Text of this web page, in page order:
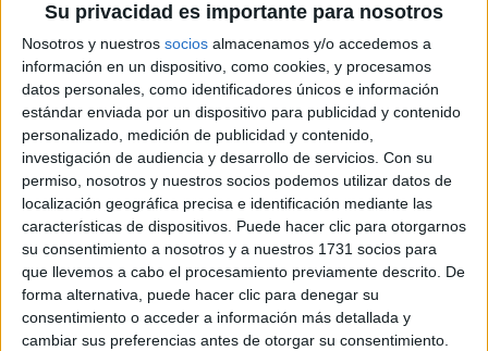
Su privacidad es importante para nosotros
Nosotros y nuestros socios almacenamos y/o accedemos a
información en un dispositivo, como cookies, y procesamos
datos personales, como identificadores únicos e información
estándar enviada por un dispositivo para publicidad y contenido
personalizado, medición de publicidad y contenido,
investigación de audiencia y desarrollo de servicios. Con su
permiso, nosotros y nuestros socios podemos utilizar datos de
localización geográfica precisa e identificación mediante las
características de dispositivos. Puede hacer clic para otorgarnos
su consentimiento a nosotros y a nuestros 1731 socios para
que llevemos a cabo el procesamiento previamente descrito. De
forma alternativa, puede hacer clic para denegar su
consentimiento o acceder a información más detallada y
cambiar sus preferencias antes de otorgar su consentimiento.
Máster Universitario en
Ingeniería Fotónica / Master in Photonics
Engineering
UNIVERSIDAD DE ALCALá (Universidad Pública)
Tipo: Máster
Pídeles información ¡GRATIS!
Presencial |Madrid
Máster Universitario en
Ingeniería Fotónica / Master in Photonics
Engineering
UNIVERSIDAD POLITéCNICA DE MADRID
(Universidad